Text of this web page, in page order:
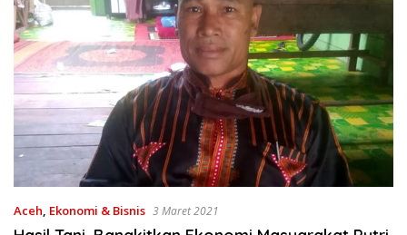
Aceh, Ekonomi & Bisnis 3 Maret 2021